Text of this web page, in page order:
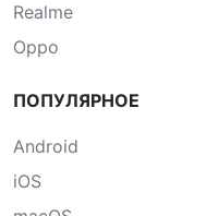
Realme
Oppo
ПОПУЛЯРНОЕ
Android
iOS